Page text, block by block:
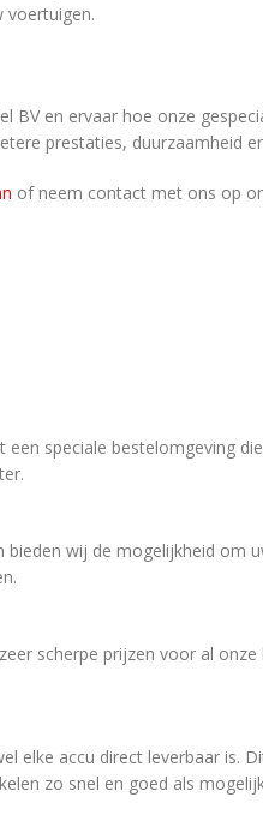
voertuigen.
BV en ervaar hoe onze
prestaties, duurzaamheid
of neem contact met ons op
speciale bestelomgeving
bieden wij de mogelijkheid
scherpe prijzen voor al
elke accu direct leverbaar is.
zo snel en goed als